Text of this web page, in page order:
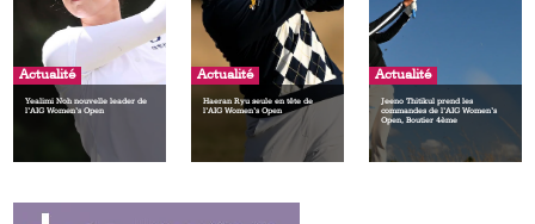
Actualité
Yealimi Noh nouvelle leader de
l’AIG Women’s Open
Actualité
Haeran Ryu seule en tête de
l’AIG Women’s Open
Actualité
Jeeno Thitikul prend les
commandes de l’AIG Women’s
Open, Boutier 4ème